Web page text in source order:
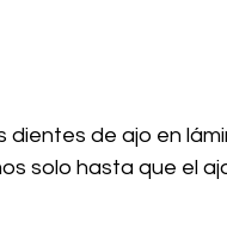
de ajo en
solo hasta que el